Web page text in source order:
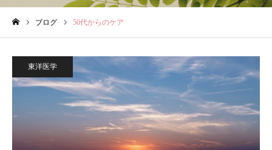
ブログ 50代からのケア
東洋医学